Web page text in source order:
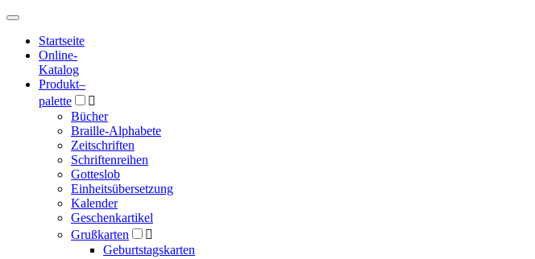
Hauptmenü
Hauptmenü
Startseite
Online-
Katalog
Produkt–
palette

Bücher
Braille-Alphabete
Zeitschriften
Schriftenreihen
Gotteslob
Einheitsübersetzung
Kalender
Geschenkartikel
Grußkarten

Geburtstagskarten